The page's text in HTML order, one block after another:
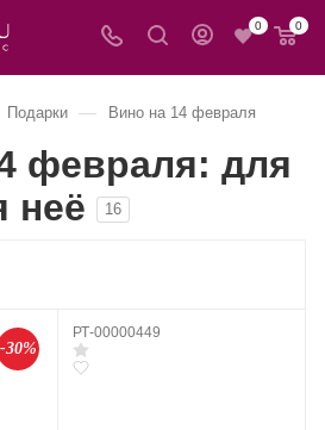
0 0
Подарки — Вино на 14 февраля
февраля: для
неё
16
-30%
РТ-00000449